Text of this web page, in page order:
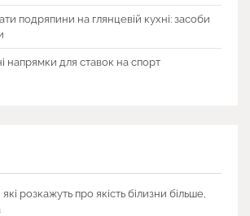
подряпини на глянцевій кухні: засоби
напрямки для ставок на спорт
розкажуть про якість білизни більше,